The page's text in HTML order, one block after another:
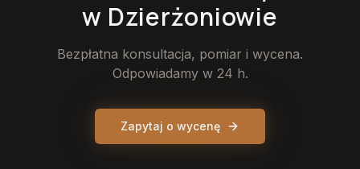
w Dzierżoniowie
Bezpłatna konsultacja, pomiar i wycena.
Odpowiadamy w 24 h.
Zapytaj o wycenę